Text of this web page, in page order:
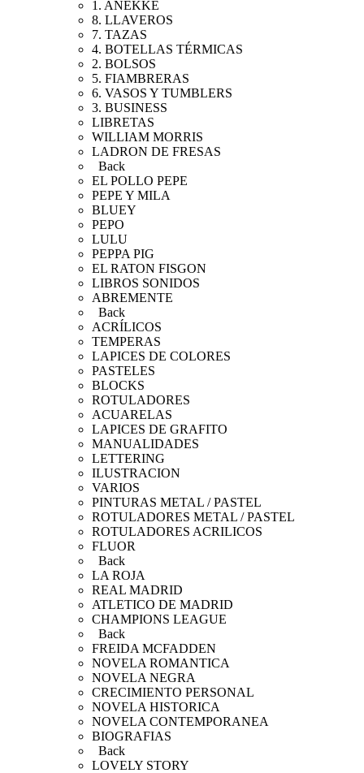
1. ANEKKE
8. LLAVEROS
7. TAZAS
4. BOTELLAS TÉRMICAS
2. BOLSOS
5. FIAMBRERAS
6. VASOS Y TUMBLERS
3. BUSINESS
LIBRETAS
WILLIAM MORRIS
LADRON DE FRESAS
Back
EL POLLO PEPE
PEPE Y MILA
BLUEY
PEPO
LULU
PEPPA PIG
EL RATON FISGON
LIBROS SONIDOS
ABREMENTE
Back
ACRÍLICOS
TEMPERAS
LAPICES DE COLORES
PASTELES
BLOCKS
ROTULADORES
ACUARELAS
LAPICES DE GRAFITO
MANUALIDADES
LETTERING
ILUSTRACION
VARIOS
PINTURAS METAL / PASTEL
ROTULADORES METAL / PASTEL
ROTULADORES ACRILICOS
FLUOR
Back
LA ROJA
REAL MADRID
ATLETICO DE MADRID
CHAMPIONS LEAGUE
Back
FREIDA MCFADDEN
NOVELA ROMANTICA
NOVELA NEGRA
CRECIMIENTO PERSONAL
NOVELA HISTORICA
NOVELA CONTEMPORANEA
BIOGRAFIAS
Back
LOVELY STORY